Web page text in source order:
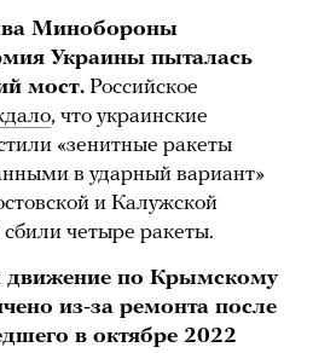
Минобороны
Украины пыталась
мост. Российское
, что украинские
«зенитные ракеты
в ударный вариант»
и Калужской
четыре ракеты.
движение по Крымскому
из-за ремонта после
в октябре 2022